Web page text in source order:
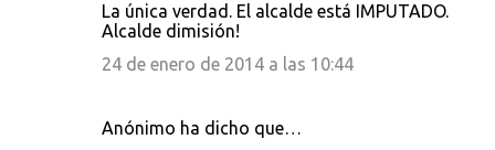
La única verdad. El alcalde está IMPUTADO.
Alcalde dimisión!
24 de enero de 2014 a las 10:44
Anónimo ha dicho que…